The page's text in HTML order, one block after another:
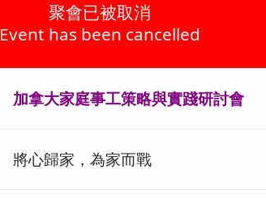
聚會已被取消
Event has been cancelled
加拿大家庭事工策略與實踐研討會
將心歸家，為家而戰